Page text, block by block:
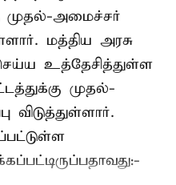
முதல்-அமைச்சர்
மத்திய அரசு
உத்தேசித்துள்ள
முதல்-